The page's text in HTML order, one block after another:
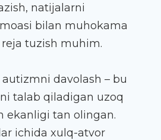
natijalarni
bilan muhokama
tuzish muhim.
davolash – bu
talab qiladigan uzoq
ekanligi tan olingan.
ichida xulq-atvor